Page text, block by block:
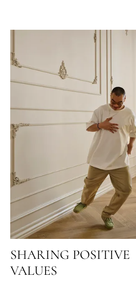
SHARING POSITIVE
VALUES